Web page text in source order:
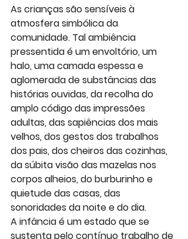
As crianças são sensíveis à
atmosfera simbólica da
comunidade. Tal ambiência
pressentida é um envoltório, um
halo, uma camada espessa e
aglomerada de substâncias das
histórias ouvidas, da recolha do
amplo código das impressões
adultas, das sapiências dos mais
velhos, dos gestos dos trabalhos
dos pais, dos cheiros das cozinhas,
da súbita visão das mazelas nos
corpos alheios, do burburinho e
quietude das casas, das
sonoridades da noite e do dia.
A infância é um estado que se
sustenta pelo contínuo trabalho de